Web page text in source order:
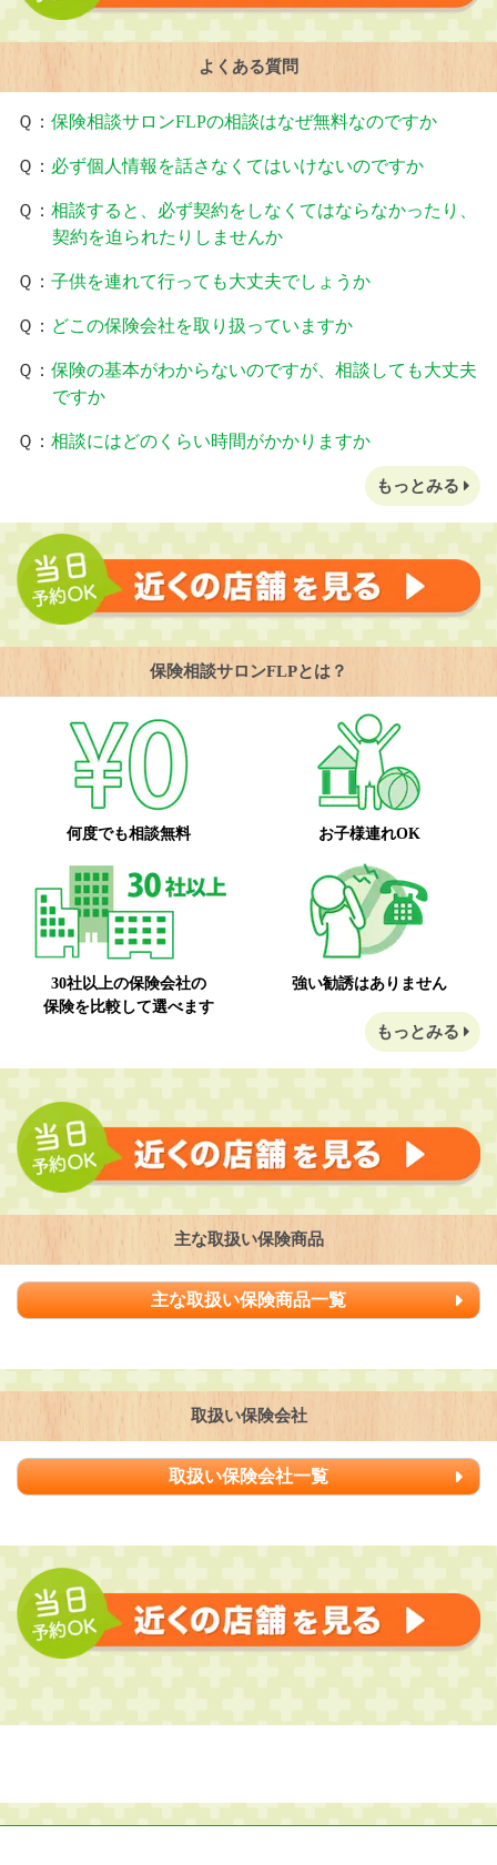
よくある質問
Ｑ： 保険相談サロンFLPの相談はなぜ無料なのですか
Ｑ： 必ず個人情報を話さなくてはいけないのですか
Ｑ： 相談すると、必ず契約をしなくてはならなかったり、
契約を迫られたりしませんか
Ｑ： 子供を連れて行っても大丈夫でしょうか
Ｑ： どこの保険会社を取り扱っていますか
Ｑ： 保険の基本がわからないのですが、相談しても大丈夫
ですか
Ｑ： 相談にはどのくらい時間がかかりますか
もっとみる
保険相談サロンFLPとは？
何度でも相談無料 お子様連れOK
30社以上の保険会社の
保険を比較して選べます
強い勧誘はありません
もっとみる
主な取扱い保険商品
主な取扱い保険商品一覧
取扱い保険会社
取扱い保険会社一覧